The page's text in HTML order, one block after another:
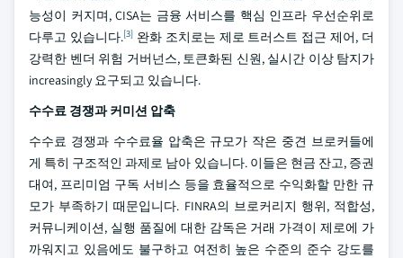
능성이 커지며, CISA는 금융 서비스를 핵심 인프라 우선순위로
다루고 있습니다.[3]완화 조치로는 제로 트러스트 접근 제어, 더
강력한 벤더 위험 거버넌스, 토큰화된 신원, 실시간 이상 탐지가
increasingly 요구되고 있습니다.
수수료 경쟁과 커미션 압축
수수료 경쟁과 수수료율 압축은 규모가 작은 중견 브로커들에
게 특히 구조적인 과제로 남아 있습니다. 이들은 현금 잔고, 증권
대여, 프리미엄 구독 서비스 등을 효율적으로 수익화할 만한 규
모가 부족하기 때문입니다. FINRA의 브로커리지 행위, 적합성,
커뮤니케이션, 실행 품질에 대한 감독은 거래 가격이 제로에 가
까워지고 있음에도 불구하고 여전히 높은 수준의 준수 강도를